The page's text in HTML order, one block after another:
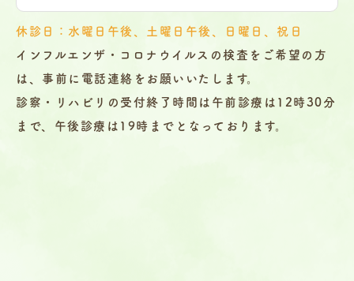
休診日：水曜日午後、土曜日午後、日曜日、祝日
インフルエンザ・コロナウイルスの検査をご希望の方
は、事前に電話連絡をお願いいたします。
診察・リハビリの受付終了時間は午前診療は12時30分
まで、午後診療は19時までとなっております。